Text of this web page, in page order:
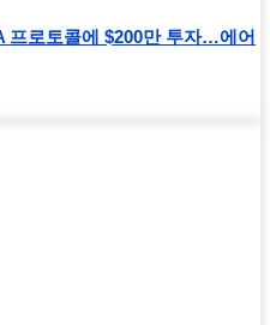
프로토콜에 $200만 투자…에어